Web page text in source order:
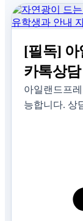
[필독] 아
카톡상
아일랜드프
능합니다. 상